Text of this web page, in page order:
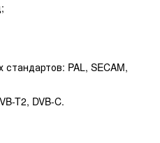
PAL, SECAM,
T2, DVB-C.